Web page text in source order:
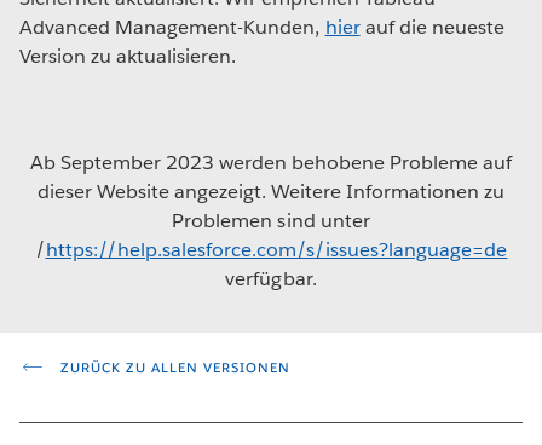
Advanced Management-Kunden, hierauf die neueste
Version zu aktualisieren.
Ab September 2023 werden behobene Probleme auf
dieser Website angezeigt. Weitere Informationen zu
Problemen sind unter
/https://help.salesforce.com/s/issues?language=de
verfügbar.
ZURÜCK ZU ALLEN VERSIONEN